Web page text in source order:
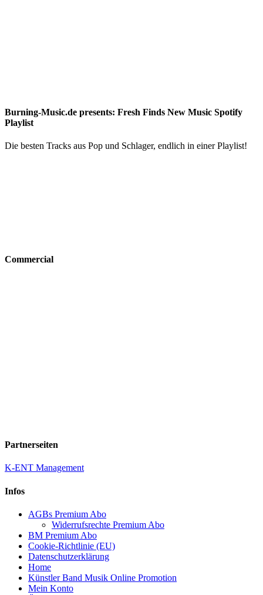
Burning-Music.de presents: Fresh Finds New Music Spotify
Playlist
Die besten Tracks aus Pop und Schlager, endlich in einer Playlist!
Commercial
Partnerseiten
K-ENT Management
Infos
AGBs Premium Abo
Widerrufsrechte Premium Abo
BM Premium Abo
Cookie-Richtlinie (EU)
Datenschutzerklärung
Home
Künstler Band Musik Online Promotion
Mein Konto